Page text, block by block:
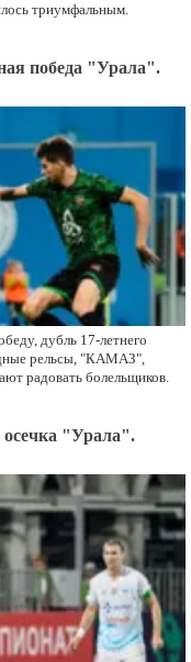
триумфальным.
победа "Урала".
дубль 17-летнего
рельсы, "КАМАЗ",
радовать болельщиков.
"Урала".